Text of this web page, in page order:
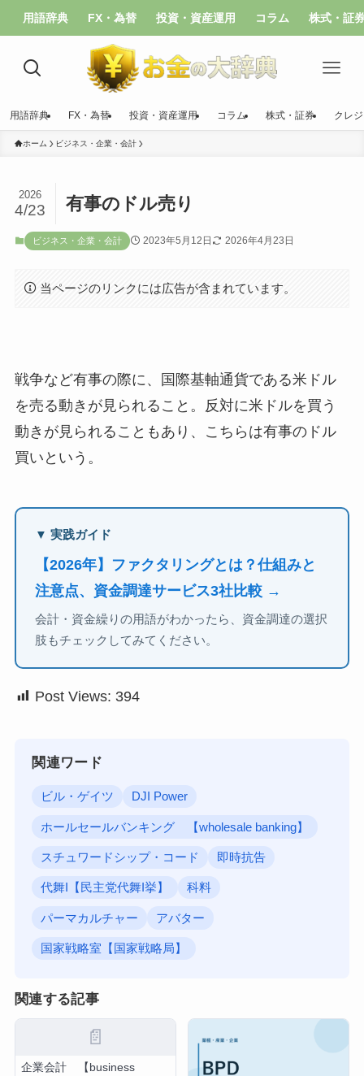
用語辞典 FX・為替 投資・資産運用 コラム 株式・証
用語辞典 FX・為替 投資・資産運用 コラム 株式・証券 クレ
ホーム ビジネス・企業・会計
有事のドル売り
2026
4/23
ビジネス・企業・会計 2023年5月12日 2026年4月23日
当ページのリンクには広告が含まれています。
戦争など有事の際に、国際基軸通貨である米ドル
を売る動きが見られること。反対に米ドルを買う
動きが見られることもあり、こちらは有事のドル
買いという。
▼ 実践ガイド
【2026年】ファクタリングとは？仕組みと
注意点、資金調達サービス3社比較 →
会計・資金繰りの用語がわかったら、資金調達の選択
肢もチェックしてみてください。
Post Views: 394
関連ワード
ビル・ゲイツ DJI Power
ホールセールバンキング 【wholesale banking】
スチュワードシップ・コード 即時抗告
代舞I【民主党代舞I挙】 科料
パーマカルチャー アバター
国家戦略室【国家戦略局】
関連する記事
📄
企業会計 【business